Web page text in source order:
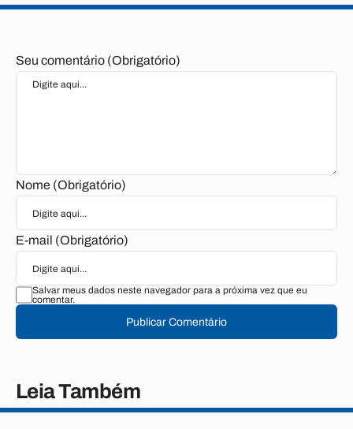
Seu comentário (Obrigatório)
Nome (Obrigatório)
E-mail (Obrigatório)
Salvar meus dados neste navegador para a próxima vez que eu
comentar.
Publicar Comentário
Leia Também